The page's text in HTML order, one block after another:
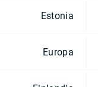
Estonia
Europa